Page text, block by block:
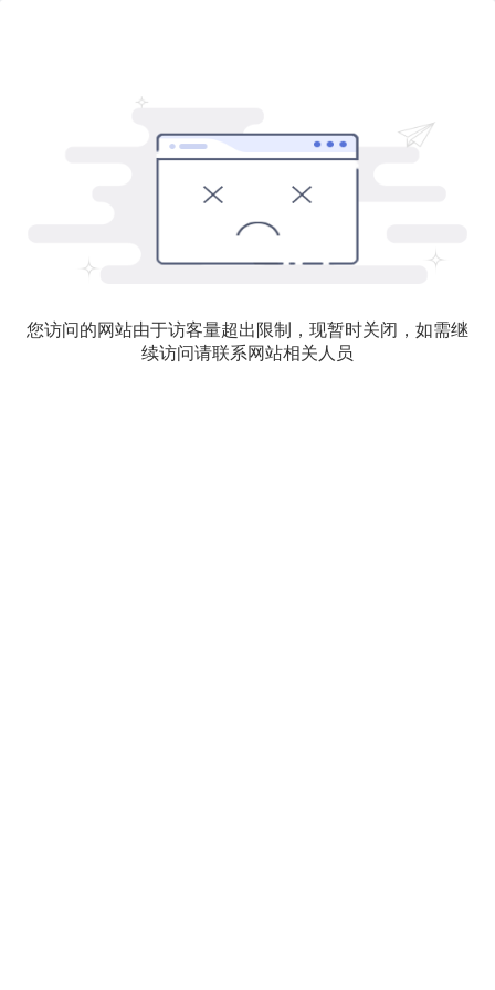
您访问的网站由于访客量超出限制，现暂时关闭，如需继
续访问请联系网站相关人员